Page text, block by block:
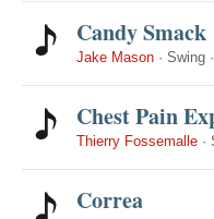
Candy Smack
Jake Mason · Swing ·
Chest Pain
Thierry Fossemalle ·
Correa